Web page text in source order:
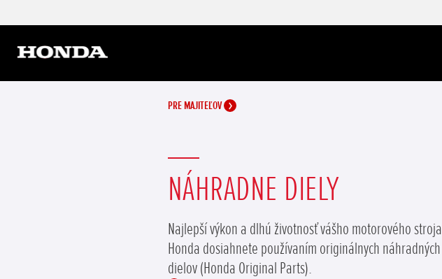
PRE MAJITEĽOV
NÁHRADNE DIELY
Najlepší výkon a dlhú životnosť vášho motorového stroja
Honda dosiahnete používaním originálnych náhradných
dielov (Honda Original Parts).